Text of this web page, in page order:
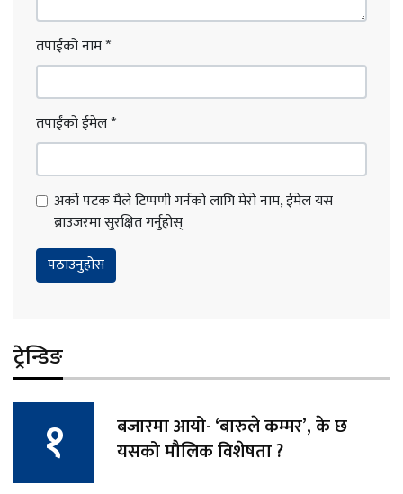
तपाईंको नाम*
तपाईंको ईमेल*
अर्को पटक मैले टिप्पणी गर्नको लागि मेरो नाम, ईमेल यस
ब्राउजरमा सुरक्षित गर्नुहोस्
ट्रेन्डिङ
बजारमा आयो- ‘बारुले कम्मर’, के छ
यसको मौलिक विशेषता ?